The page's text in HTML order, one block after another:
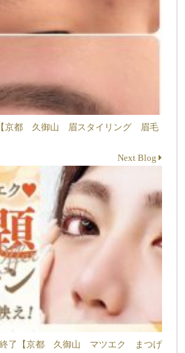
京都 久御山 眉スタイリング 眉毛
Next Blog
終了【京都 久御山 マツエク まつげ